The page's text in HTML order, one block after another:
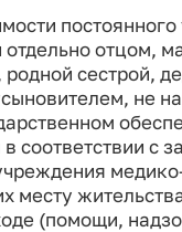
постоянного
отцом,
сестрой,
не
соответствии с
месту
(помощи,